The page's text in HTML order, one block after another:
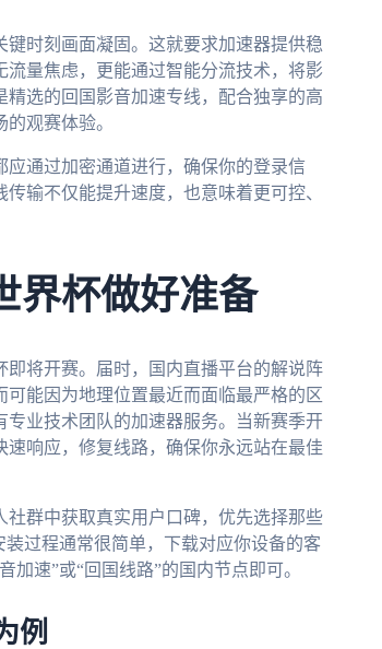
时刻画面凝固。这就要求加速器提供稳
量焦虑，更能通过智能分流技术，将影
选的回国影音加速专线，配合独享的高
观赛体验。
通过加密通道进行，确保你的登录信
输不仅能提升速度，也意味着更可控、
界杯做好准备
将开赛。届时，国内直播平台的解说阵
能因为地理位置最近而面临最严格的区
业技术团队的加速器服务。当新赛季开
响应，修复线路，确保你永远站在最佳
群中获取真实用户口碑，优先选择那些
过程通常很简单，下载对应你设备的客
速”或“回国线路”的国内节点即可。
例